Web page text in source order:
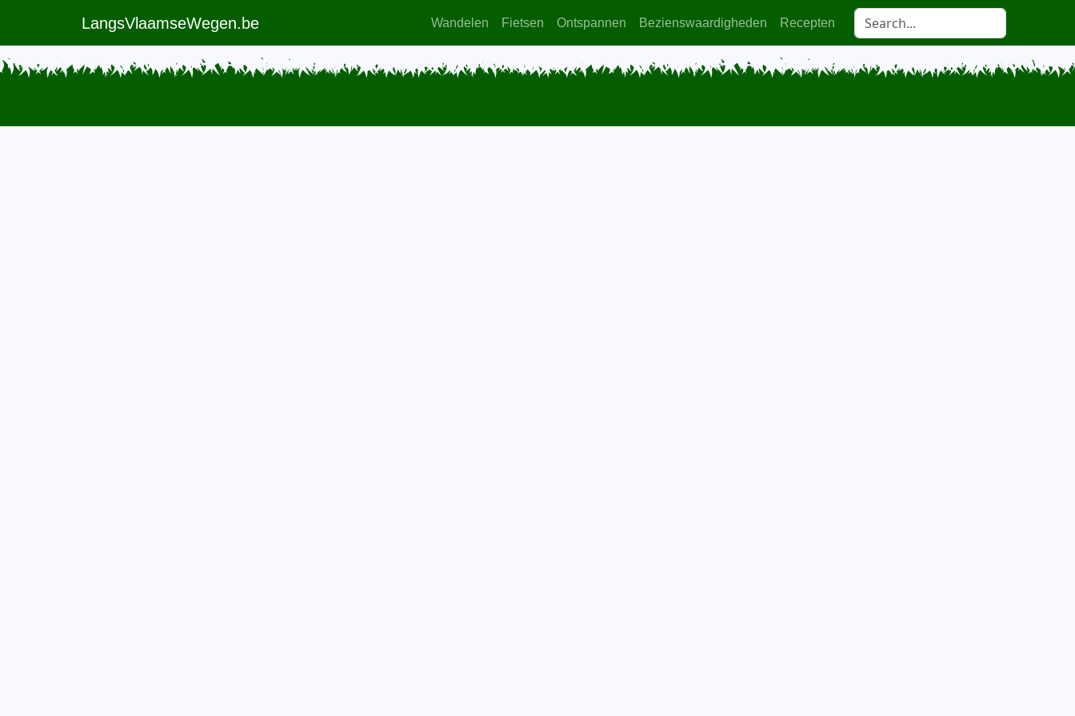
LangsVlaamseWegen.be Wandelen Fietsen Ontspannen Bezienswaardigheden Recepten